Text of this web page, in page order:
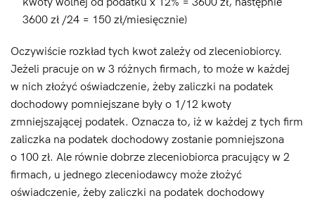
3600 zł /24 = 150 zł/miesięcznie)
Oczywiście rozkład tych kwot zależy od zleceniobiorcy.
Jeżeli pracuje on w 3 różnych firmach, to może w każdej
w nich złożyć oświadczenie, żeby zaliczki na podatek
dochodowy pomniejszane były o 1/12 kwoty
zmniejszającej podatek. Oznacza to, iż w każdej z tych firm
zaliczka na podatek dochodowy zostanie pomniejszona
o 100 zł. Ale równie dobrze zleceniobiorca pracujący w 2
firmach, u jednego zleceniodawcy może złożyć
oświadczenie, żeby zaliczki na podatek dochodowy